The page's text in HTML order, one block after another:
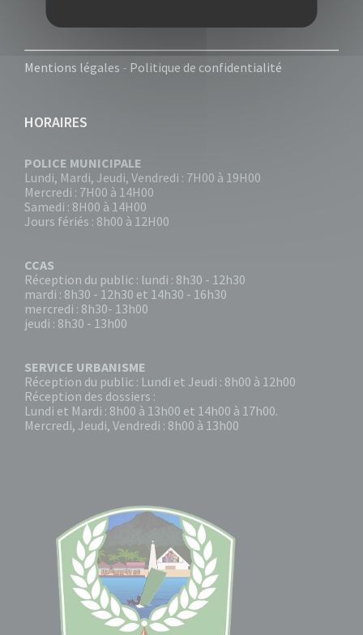
Mentions légales - Politique de confidentialité
HORAIRES
POLICE MUNICIPALE
Lundi, Mardi, Jeudi, Vendredi : 7H00 à 19H00
Mercredi : 7H00 à 14H00
Samedi : 8H00 à 14H00
Jours fériés : 8h00 à 12H00
CCAS
Réception du public : lundi : 8h30 - 12h30
mardi : 8h30 - 12h30 et 14h30 - 16h30
mercredi : 8h30- 13h00
jeudi : 8h30 - 13h00
SERVICE URBANISME
Réception du public : Lundi et Jeudi : 8h00 à 12h00
Réception des dossiers :
Lundi et Mardi : 8h00 à 13h00 et 14h00 à 17h00.
Mercredi, Jeudi, Vendredi : 8h00 à 13h00